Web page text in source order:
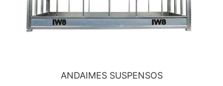
ANDAIMES SUSPENSOS